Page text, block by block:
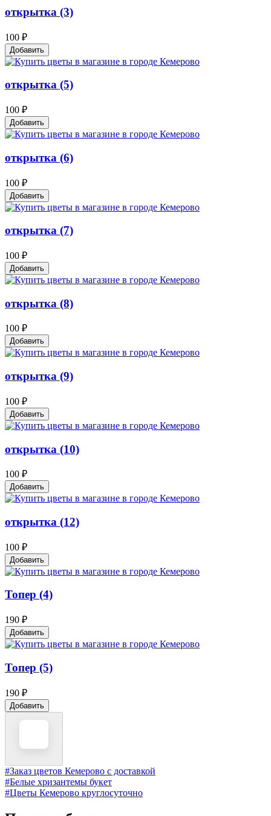
открытка (3)
100 ₽
Добавить
открытка (5)
100 ₽
Добавить
открытка (6)
100 ₽
Добавить
открытка (7)
100 ₽
Добавить
открытка (8)
100 ₽
Добавить
открытка (9)
100 ₽
Добавить
открытка (10)
100 ₽
Добавить
открытка (12)
100 ₽
Добавить
Топер (4)
190 ₽
Добавить
Топер (5)
190 ₽
Добавить
#Заказ цветов Кемерово с доставкой
#Белые хризантемы букет
#Цветы Кемерово круглосуточно